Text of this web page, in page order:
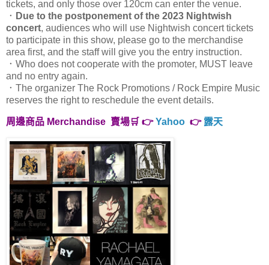
tickets, and only those over 120cm can enter the venue.
． Due to the postponement of the 2023 Nightwish
concert, audiences who will use Nightwish concert tickets
to participate in this show, please go to the merchandise
area first, and the staff will give you the entry instruction.
．Who does not cooperate with the promoter, MUST leave
and no entry again.
．The organizer The Rock Promotions / Rock Empire Music
reserves the right to reschedule the event details.
周邊商品 Merchandise 賣場🛒 👉 Yahoo 👉 露天